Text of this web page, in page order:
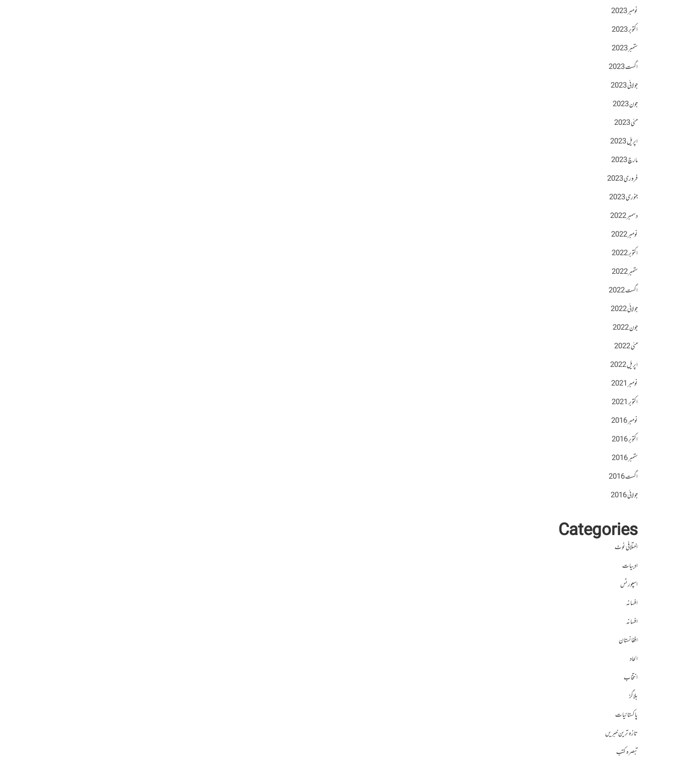
نومبر 2023
اکتوبر 2023
ستمبر 2023
اگست 2023
جولائی 2023
جون 2023
مئی 2023
اپریل 2023
مارچ 2023
فروری 2023
جنوری 2023
دسمبر 2022
نومبر 2022
اکتوبر 2022
ستمبر 2022
اگست 2022
جولائی 2022
جون 2022
مئی 2022
اپریل 2022
نومبر 2021
اکتوبر 2021
نومبر 2016
اکتوبر 2016
ستمبر 2016
اگست 2016
جولائی 2016
Categories
اختلافی نوٹ
ادبیات
اسپورٹس
افسانہ
افسانہ
افغانستان
الحاد
انتخاب
بلاگز
پاکستانیات
تازہ ترین خبریں
تبصرہ کتب